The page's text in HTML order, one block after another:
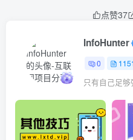
点赞37
InfoHunter
0
只有自己足